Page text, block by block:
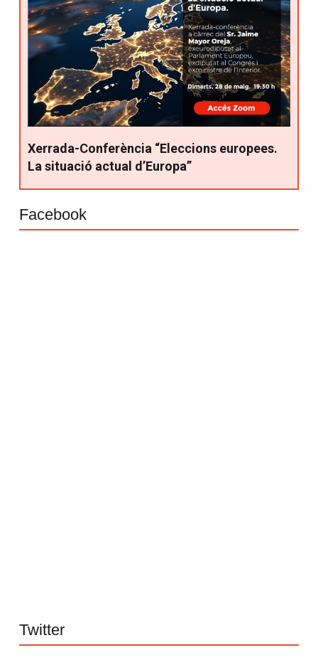
Xerrada-Conferència “Eleccions europees.
La situació actual d’Europa”
Facebook
Twitter